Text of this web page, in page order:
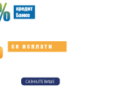
njena posljednja poruka
Silverston
Defnera: "Srbija nije